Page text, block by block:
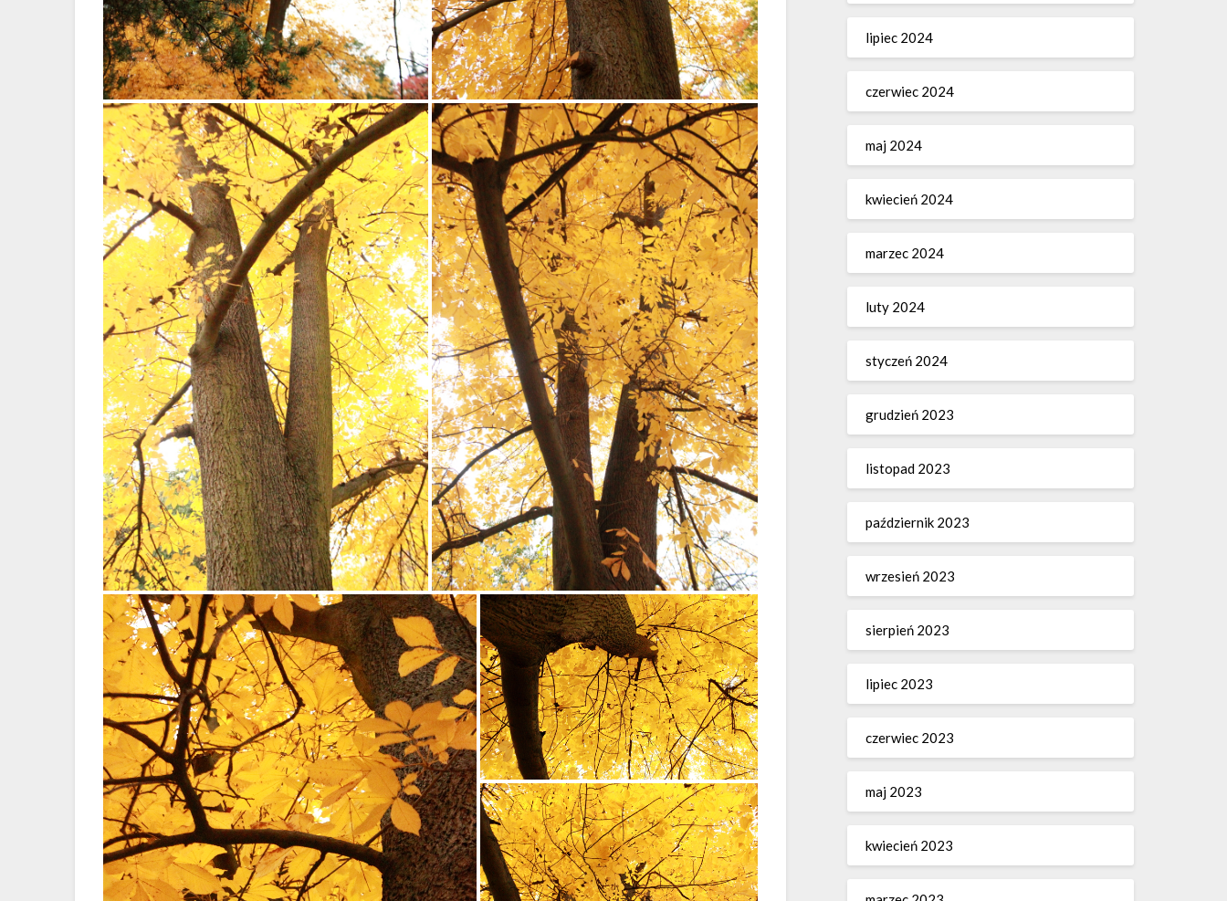
lipiec 2024
czerwiec 2024
maj 2024
kwiecień 2024
marzec 2024
luty 2024
styczeń 2024
grudzień 2023
listopad 2023
październik 2023
wrzesień 2023
sierpień 2023
lipiec 2023
czerwiec 2023
maj 2023
kwiecień 2023